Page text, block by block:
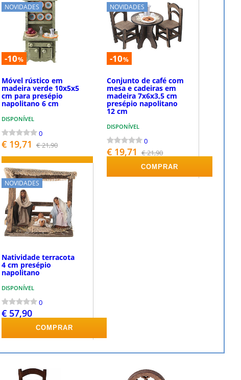
NOVIDADES
-10%
Móvel rústico em
madeira verde 10x5x5
cm para presépio
napolitano 6 cm
DISPONÍVEL
0
€ 19,71 € 21,90
NOVIDADES
-10%
Conjunto de café com
mesa e cadeiras em
madeira 7x6x3,5 cm
presépio napolitano
12 cm
DISPONÍVEL
0
€ 19,71 € 21,90
COMPRAR
NOVIDADES
Natividade terracota
4 cm presépio
napolitano
DISPONÍVEL
0
€ 57,90
COMPRAR